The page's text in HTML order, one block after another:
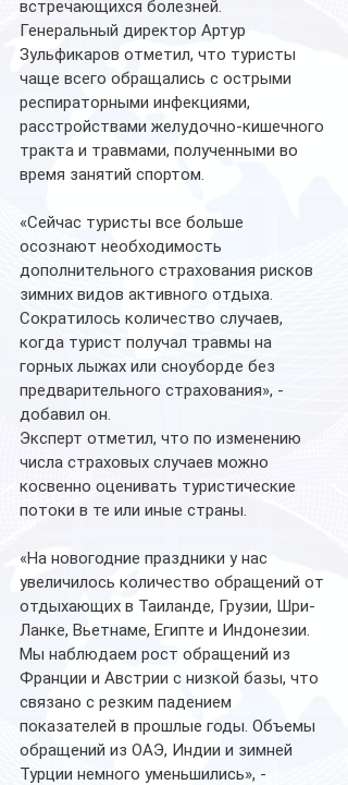
встречающихся болезней.
Генеральный директор Артур
Зульфикаров отметил, что туристы
чаще всего обращались с острыми
респираторными инфекциями,
расстройствами желудочно-кишечного
тракта и травмами, полученными во
время занятий спортом.
«Сейчас туристы все больше
осознают необходимость
дополнительного страхования рисков
зимних видов активного отдыха.
Сократилось количество случаев,
когда турист получал травмы на
горных лыжах или сноуборде без
предварительного страхования», -
добавил он.
Эксперт отметил, что по изменению
числа страховых случаев можно
косвенно оценивать туристические
потоки в те или иные страны.
«На новогодние праздники у нас
увеличилось количество обращений от
отдыхающих в Таиланде, Грузии, Шри-
Ланке, Вьетнаме, Египте и Индонезии.
Мы наблюдаем рост обращений из
Франции и Австрии с низкой базы, что
связано с резким падением
показателей в прошлые годы. Объемы
обращений из ОАЭ, Индии и зимней
Турции немного уменьшились», -